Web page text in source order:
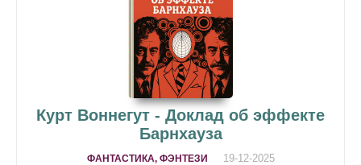
Курт Воннегут - Доклад об эффекте
Барнхауза
ФАНТАСТИКА, ФЭНТЕЗИ 19-12-2025